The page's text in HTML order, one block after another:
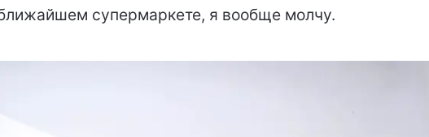
супермаркете, я вообще молчу.